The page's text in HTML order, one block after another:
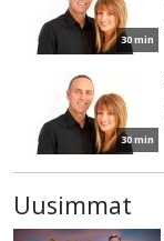
30 min
30 min
Uusimmat